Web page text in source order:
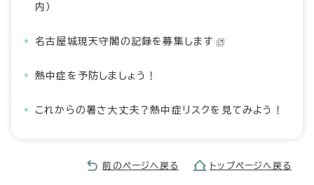
内）
名古屋城現天守閣の記録を募集します
熱中症を予防しましょう！
これからの暑さ大丈夫？熱中症リスクを見てみよう！
前のページへ戻る トップページへ戻る